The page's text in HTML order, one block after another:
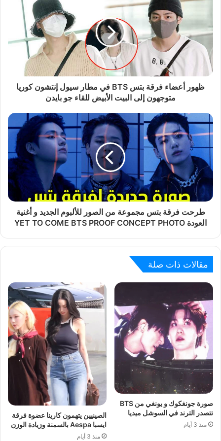
ظهور أعضاء فرقة بتس BTS في مطار سيول إنتشون كوريا
متوجهون إلى البيت الأبيض للقاء جو بايدن
طرحت فرقة بتس مجموعة من الصور للألبوم الجديد و أغنية
العودة YET TO COME BTS PROOF CONCEPT PHOTO
مقالات ذات صلة
صورة جونغكوك و يونغي من BTS
تتصدر الترند في السوشل ميديا
منذ 3 أيام
الصينيين يتهمون كارينا عضوة فرقة
ايسبا Aespa بالسمنة وزيادة الوزن
منذ 3 أيام